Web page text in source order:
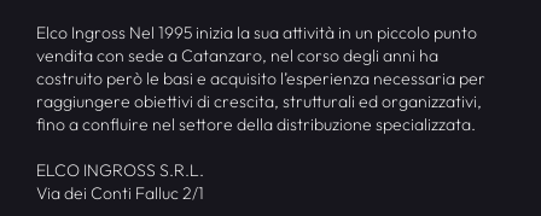
Elco Ingross Nel 1995 inizia la sua attività in un piccolo punto
vendita con sede a Catanzaro, nel corso degli anni ha
costruito però le basi e acquisito l’esperienza necessaria per
raggiungere obiettivi di crescita, strutturali ed organizzativi,
fino a confluire nel settore della distribuzione specializzata.
ELCO INGROSS S.R.L.
Via dei Conti Falluc 2/1